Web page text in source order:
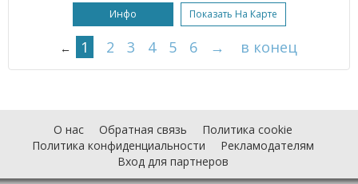
Инфо Показать На Карте
← 1 2 3 4 5 6 → в конец
О нас Обратная связь
Политика cookie
Политика конфиденциальности
Рекламодателям
Вход для партнеров